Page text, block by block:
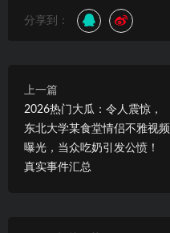
分享到：
上一篇
2026热门大瓜：令人震惊，
东北大学某食堂情侣不雅视频
曝光，当众吃奶引发公愤！
真实事件汇总